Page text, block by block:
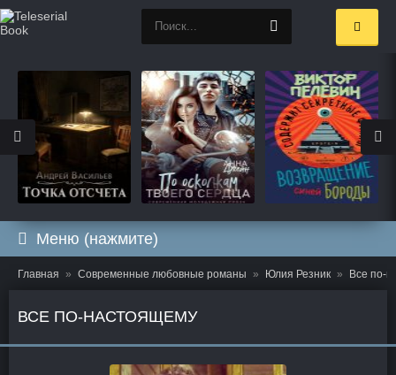
Меню (нажмите)
Главная Современные любовные романы Юлия Резник Все по-
ВСЕ ПО-НАСТОЯЩЕМУ